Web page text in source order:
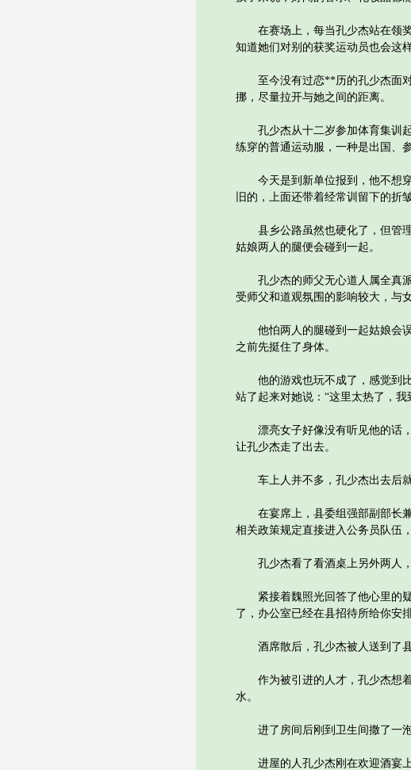
在赛场上，每当孔少杰站在领奖
知道她们对别的获奖运动员也会这
至今没有过恋**历的孔少杰面对
挪，尽量拉开与她之间的距离。
孔少杰从十二岁参加体育集训起
练穿的普通运动服，一种是出国、
今天是到新单位报到，他不想穿
旧的，上面还带着经常训留下的折皱
县乡公路虽然也硬化了，但管理
姑娘两人的腿便会碰到一起。
孔少杰的师父无心道人属全真派
受师父和道观氛围的影响较大，与
他怕两人的腿碰到一起姑娘会误
之前先挺住了身体。
他的游戏也玩不成了，感觉到比
站了起来对她说：“这里太热了，我
漂亮女子好像没有听见他的话，
让孔少杰走了出去。
车上人并不多，孔少杰出去后就
在宴席上，县委组强部副部长兼
相关政策规定直接进入公务员队伍
孔少杰看了看酒桌上另外两人，
紧接着魏照光回答了他心里的疑
了，办公室已经在县招待所给你安
酒席散后，孔少杰被人送到了县
作为被引进的人才，孔少杰想着
水。
进了房间后刚到卫生间撒了一泡
进屋的人孔少杰刚在欢迎酒宴上